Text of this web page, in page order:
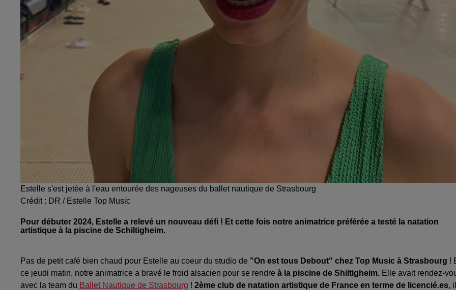
Estelle s'est jetée à l'eau entourée des nageuses du ballet nautique de Strasbourg
Crédit : DR / Estelle Top Music
Pour débuter 2024, Estelle a relevé un nouveau défi ! Et cette fois notre animatrice préférée a testé la natation
artistique à la piscine de Schiltigheim.
Pas de petit café bien chaud pour Estelle au coeur du studio de "On est tous Debout" chez Top Music à Strasbourg !
ce jeudi matin, notre animatrice a bravé le froid alsacien pour se rendre à la piscine de Shiltigheim. Elle avait rendez-
avec la team du Ballet Nautique de Strasbourg ! 2ème club de natation artistique de France en terme de licencié.es, il